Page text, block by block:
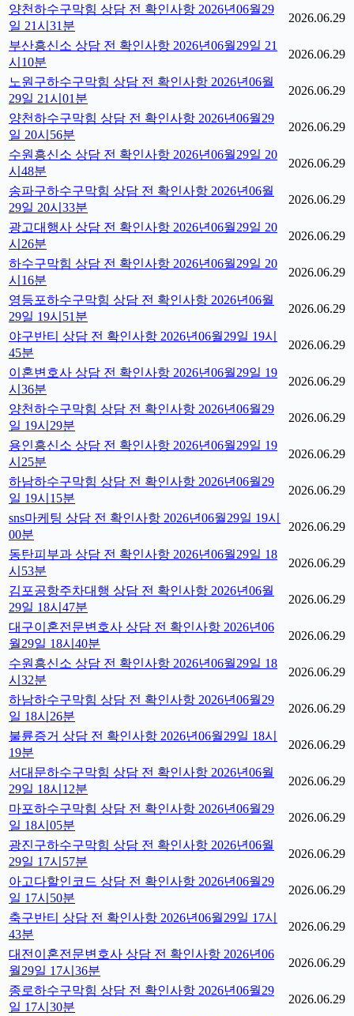
양천하수구막힘 상담 전 확인사항 2026년06월29
일 21시31분
2026.06.29
부산흥신소 상담 전 확인사항 2026년06월29일 21
시10분
2026.06.29
노원구하수구막힘 상담 전 확인사항 2026년06월
29일 21시01분
2026.06.29
양천하수구막힘 상담 전 확인사항 2026년06월29
일 20시56분
2026.06.29
수원흥신소 상담 전 확인사항 2026년06월29일 20
시48분
2026.06.29
송파구하수구막힘 상담 전 확인사항 2026년06월
29일 20시33분
2026.06.29
광고대행사 상담 전 확인사항 2026년06월29일 20
시26분
2026.06.29
하수구막힘 상담 전 확인사항 2026년06월29일 20
시16분
2026.06.29
영등포하수구막힘 상담 전 확인사항 2026년06월
29일 19시51분
2026.06.29
야구반티 상담 전 확인사항 2026년06월29일 19시
45분
2026.06.29
이혼변호사 상담 전 확인사항 2026년06월29일 19
시36분
2026.06.29
양천하수구막힘 상담 전 확인사항 2026년06월29
일 19시29분
2026.06.29
용인흥신소 상담 전 확인사항 2026년06월29일 19
시25분
2026.06.29
하남하수구막힘 상담 전 확인사항 2026년06월29
일 19시15분
2026.06.29
sns마케팅 상담 전 확인사항 2026년06월29일 19시
00분
2026.06.29
동탄피부과 상담 전 확인사항 2026년06월29일 18
시53분
2026.06.29
김포공항주차대행 상담 전 확인사항 2026년06월
29일 18시47분
2026.06.29
대구이혼전문변호사 상담 전 확인사항 2026년06
월29일 18시40분
2026.06.29
수원흥신소 상담 전 확인사항 2026년06월29일 18
시32분
2026.06.29
하남하수구막힘 상담 전 확인사항 2026년06월29
일 18시26분
2026.06.29
불륜증거 상담 전 확인사항 2026년06월29일 18시
19분
2026.06.29
서대문하수구막힘 상담 전 확인사항 2026년06월
29일 18시12분
2026.06.29
마포하수구막힘 상담 전 확인사항 2026년06월29
일 18시05분
2026.06.29
광진구하수구막힘 상담 전 확인사항 2026년06월
29일 17시57분
2026.06.29
아고다할인코드 상담 전 확인사항 2026년06월29
일 17시50분
2026.06.29
축구반티 상담 전 확인사항 2026년06월29일 17시
43분
2026.06.29
대전이혼전문변호사 상담 전 확인사항 2026년06
월29일 17시36분
2026.06.29
종로하수구막힘 상담 전 확인사항 2026년06월29
일 17시30분
2026.06.29